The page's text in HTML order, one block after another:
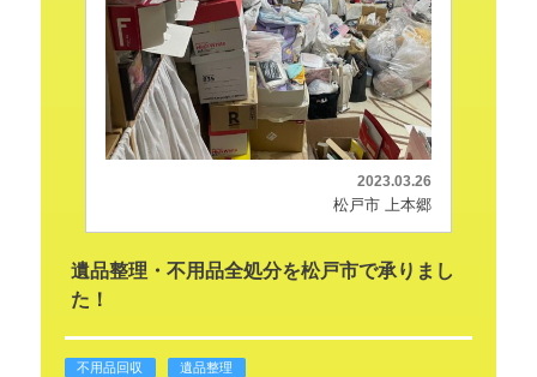
2023.03.26
松戸市 上本郷
遺品整理・不用品全処分を松戸市で承りまし
た！
不用品回収 遺品整理